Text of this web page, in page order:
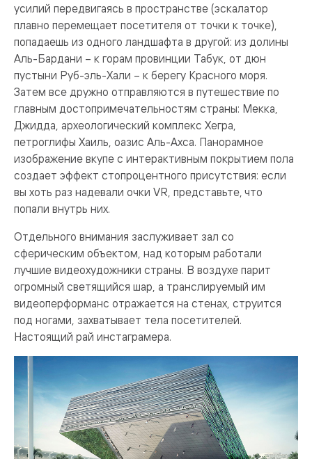
усилий передвигаясь в пространстве (эскалатор
плавно перемещает посетителя от точки к точке),
попадаешь из одного ландшафта в другой: из долины
Аль-Бардани – к горам провинции Табук, от дюн
пустыни Руб-эль-Хали – к берегу Красного моря.
Затем все дружно отправляются в путешествие по
главным достопримечательностям страны: Мекка,
Джидда, археологический комплекс Хегра,
петроглифы Хаиль, оазис Аль-Ахса. Панорамное
изображение вкупе с интерактивным покрытием пола
создает эффект стопроцентного присутствия: если
вы хоть раз надевали очки VR, представьте, что
попали внутрь них.
Отдельного внимания заслуживает зал со
сферическим объектом, над которым работали
лучшие видеохудожники страны. В воздухе парит
огромный светящийся шар, а транслируемый им
видеоперформанс отражается на стенах, струится
под ногами, захватывает тела посетителей.
Настоящий рай инстаграмера.